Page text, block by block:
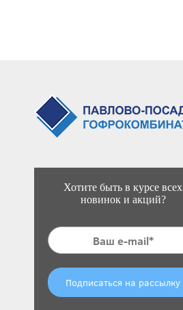
Хотите быть в курсе всех
новинок и акций?
Подписаться на рассылку